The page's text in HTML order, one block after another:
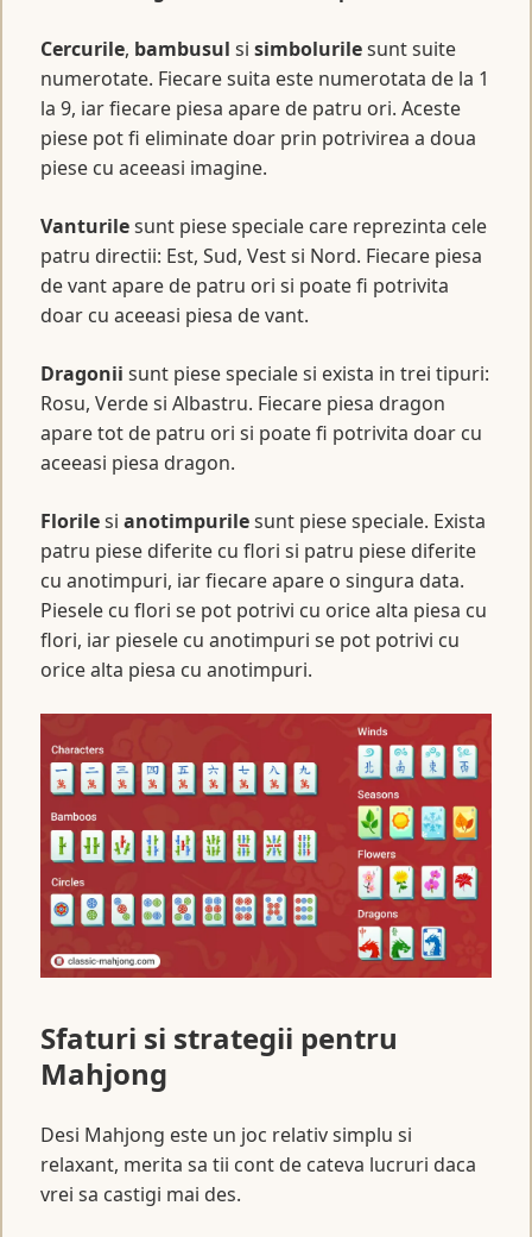
Cercurile, bambusul si simbolurilesunt suite
numerotate. Fiecare suita este numerotata de la 1
la 9, iar fiecare piesa apare de patru ori. Aceste
piese pot fi eliminate doar prin potrivirea a doua
piese cu aceeasi imagine.
Vanturilesunt piese speciale care reprezinta cele
patru directii: Est, Sud, Vest si Nord. Fiecare piesa
de vant apare de patru ori si poate fi potrivita
doar cu aceeasi piesa de vant.
Dragonii sunt piese speciale si exista in trei tipuri:
Rosu, Verde si Albastru. Fiecare piesa dragon
apare tot de patru ori si poate fi potrivita doar cu
aceeasi piesa dragon.
Florilesi anotimpurilesunt piese speciale. Exista
patru piese diferite cu flori si patru piese diferite
cu anotimpuri, iar fiecare apare o singura data.
Piesele cu flori se pot potrivi cu orice alta piesa cu
flori, iar piesele cu anotimpuri se pot potrivi cu
orice alta piesa cu anotimpuri.
Sfaturi si strategii pentru
Mahjong
Desi Mahjong este un joc relativ simplu si
relaxant, merita sa tii cont de cateva lucruri daca
vrei sa castigi mai des.